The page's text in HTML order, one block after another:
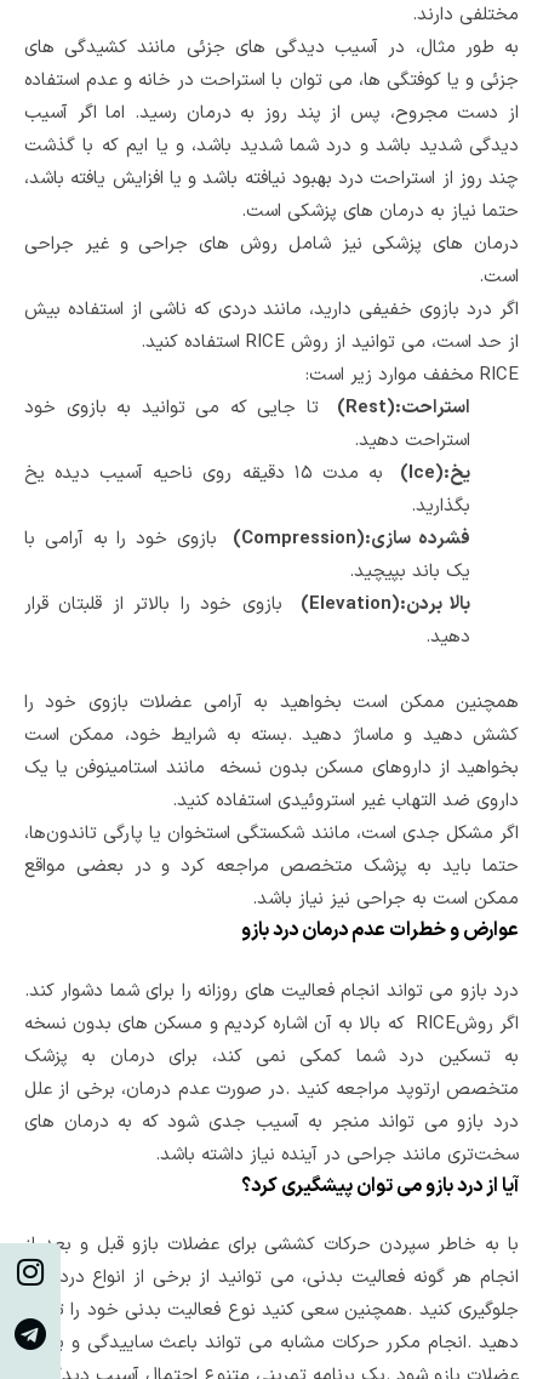
مختلفی دارند.
به طور مثال، در آسیب دیدگی های جزئی مانند کشیدگی های
جزئی و یا کوفتگی ها، می توان با استراحت در خانه و عدم استفاده
از دست مجروح، پس از پند روز به درمان رسید. اما اگر آسیب
دیدگی شدید باشد و درد شما شدید باشد، و یا ایم که با گذشت
چند روز از استراحت درد بهبود نیافته باشد و یا افزایش یافته باشد،
حتما نیاز به درمان های پزشکی است.
درمان های پزشکی نیز شامل روش های جراحی و غیر جراحی
است.
اگر درد بازوی خفیفی دارید، مانند دردی که ناشی از استفاده بیش
از حد است، می توانید از روش RICE استفاده کنید.
RICE مخفف موارد زیر است:
استراحت(Rest):
تا جایی که می توانید به بازوی خود
استراحت دهید.
یخ(Ice):
به مدت ۱۵ دقیقه روی ناحیه آسیب دیده یخ
بگذارید.
فشرده سازی(Compression):
بازوی خود را به آرامی با
یک باند بپیچید.
بالا بردن(Elevation):
بازوی خود را بالاتر از قلبتان قرار
دهید.
همچنین ممکن است بخواهید به آرامی عضلات بازوی خود را
کشش دهید و ماساژ دهید.بسته به شرایط خود، ممکن است
بخواهید از داروهای مسکن بدون نسخه
مانند استامینوفن یا یک
داروی ضد التهاب غیر استروئیدی استفاده کنید.
اگر مشکل جدی است، مانند شکستگی استخوان یا پارگی تاندون‌ها،
حتما باید به پزشک متخصص مراجعه کرد و در بعضی مواقع
ممکن است به جراحی نیز نیاز باشد.
عوارض و خطرات عدم درمان درد بازو
درد بازو می تواند انجام فعالیت های روزانه را برای شما دشوار کند.
اگر روشRICE که بالا به آن اشاره کردیم و مسکن های بدون نسخه
به تسکین درد شما کمکی نمی کند، برای درمان به پزشک
متخصص ارتوپد مراجعه کنید .در صورت عدم درمان، برخی از علل
درد بازو می تواند منجر به آسیب جدی شود که به درمان های
سخت‌تری مانند جراحی در آینده نیاز داشته باشد.
آیا از درد بازو می توان پیشگیری کرد؟
با به خاطر سپردن حرکات کششی برای عضلات بازو قبل و بعد از
انجام هر گونه فعالیت بدنی، می توانید از برخی از انواع درد بازو
جلوگیری کنید .همچنین سعی کنید نوع فعالیت بدنی خود را تغییر
دهید.انجام مکرر حرکات مشابه می تواند باعث ساییدگی و پارگی